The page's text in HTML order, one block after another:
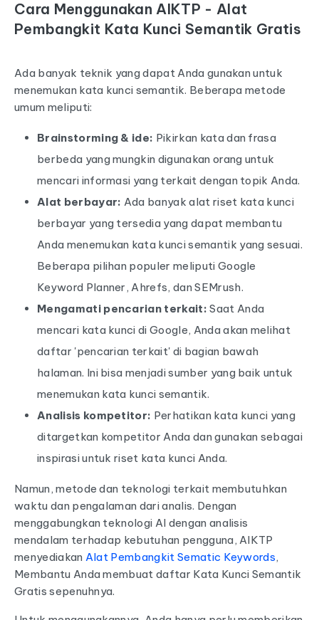
Cara Menggunakan AIKTP - Alat
Pembangkit Kata Kunci Semantik Gratis
Ada banyak teknik yang dapat Anda gunakan untuk
menemukan kata kunci semantik. Beberapa metode
umum meliputi:
Brainstorming & ide: Pikirkan kata dan frasa
berbeda yang mungkin digunakan orang untuk
mencari informasi yang terkait dengan topik Anda.
Alat berbayar: Ada banyak alat riset kata kunci
berbayar yang tersedia yang dapat membantu
Anda menemukan kata kunci semantik yang sesuai.
Beberapa pilihan populer meliputi Google
Keyword Planner, Ahrefs, dan SEMrush.
Mengamati pencarian terkait: Saat Anda
mencari kata kunci di Google, Anda akan melihat
daftar 'pencarian terkait' di bagian bawah
halaman. Ini bisa menjadi sumber yang baik untuk
menemukan kata kunci semantik.
Analisis kompetitor: Perhatikan kata kunci yang
ditargetkan kompetitor Anda dan gunakan sebagai
inspirasi untuk riset kata kunci Anda.
Namun, metode dan teknologi terkait membutuhkan
waktu dan pengalaman dari analis. Dengan
menggabungkan teknologi AI dengan analisis
mendalam terhadap kebutuhan pengguna, AIKTP
menyediakan Alat Pembangkit Sematic Keywords,
Membantu Anda membuat daftar Kata Kunci Semantik
Gratis sepenuhnya.